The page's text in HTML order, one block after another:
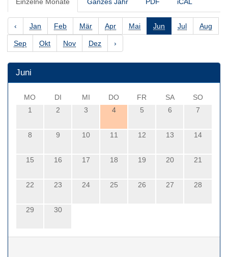
‹ Jan Feb Mär Apr Mai Jun Jul Aug
Sep Okt Nov Dez ›
Juni
MO DI MI DO FR SA
SO
1
2 3 4 5 6 7
8 9 10 11 12 13 14
15 16 17 18 19 20 21
22 23 24 25 26 27 28
29 30